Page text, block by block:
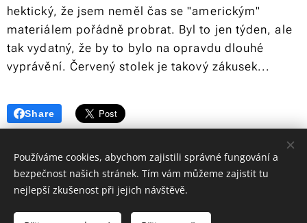
hektický, že jsem neměl čas se "americkým"
materiálem pořádně probrat. Byl to jen týden, ale
tak vydatný, že by to bylo na opravdu dlouhé
vyprávění. Červený stolek je takový zákusek...
Share
© 2024 Martin Šíl | Všechna práva vyhrazena
Používáme cookies, abychom zajistili správné fungování a
bezpečnost našich stránek. Tím vám můžeme zajistit tu
nejlepší zkušenost při jejich návštěvě.